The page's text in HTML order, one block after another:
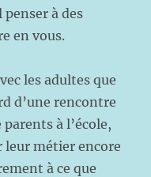
à des
en vous.
les adultes que
d’une rencontre
à l’école,
métier encore
à ce que